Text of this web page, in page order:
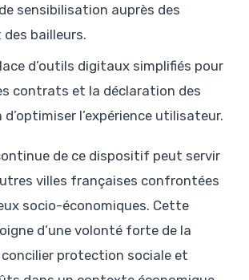
sensibilisation auprès des
bailleurs.
d’outils digitaux simplifiés pour
contrats et la déclaration des
l’expérience utilisateur.
de ce dispositif peut servir
villes françaises confrontées
socio-économiques. Cette
d’une volonté forte de la
protection sociale et